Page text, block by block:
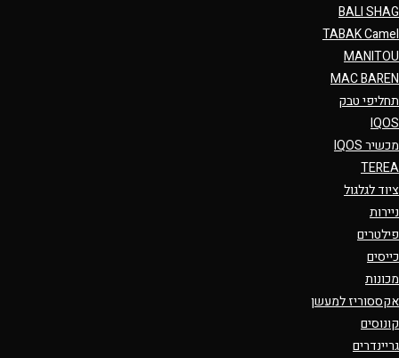
BALI SHAG
TABAK Camel
MANITOU
MAC BAREN
תחליפי טבק
IQOS
מכשיר IQOS
TEREA
ציוד לגלגול
ניירות
פילטרים
כייסים
מכונות
אקססוריז למעשן
קונוסים
גריינדרים